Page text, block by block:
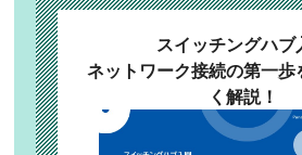
スイッチングハブ
ネットワーク接続の第一歩
く解説！